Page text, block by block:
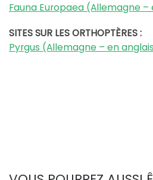
Fauna Europaea (Allemagne –
SITES SUR LES ORTHOPTÈRES :
Pyrgus (Allemagne – en